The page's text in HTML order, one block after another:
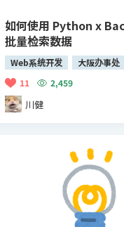
如何使用 Python x
批量检索数据
Web系统开发
大阪办事处
11
2,459
川健